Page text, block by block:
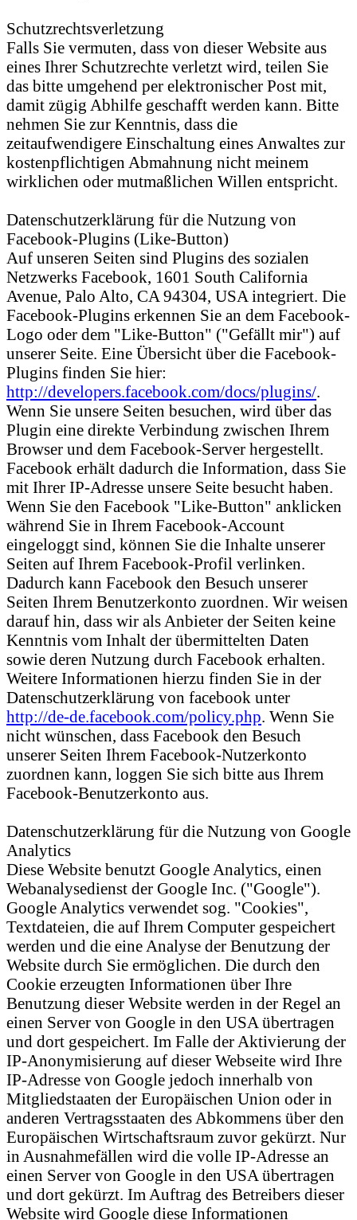
Schutzrechtsverletzung
Falls Sie vermuten, dass von dieser Website aus
eines Ihrer Schutzrechte verletzt wird, teilen Sie
das bitte umgehend per elektronischer Post mit,
damit zügig Abhilfe geschafft werden kann. Bitte
nehmen Sie zur Kenntnis, dass die
zeitaufwendigere Einschaltung eines Anwaltes zur
kostenpflichtigen Abmahnung nicht meinem
wirklichen oder mutmaßlichen Willen entspricht.
Datenschutzerklärung für die Nutzung von
Facebook-Plugins (Like-Button)
Auf unseren Seiten sind Plugins des sozialen
Netzwerks Facebook, 1601 South California
Avenue, Palo Alto, CA 94304, USA integriert. Die
Facebook-Plugins erkennen Sie an dem Facebook-
Logo oder dem "Like-Button" ("Gefällt mir") auf
unserer Seite. Eine Übersicht über die Facebook-
Plugins finden Sie hier:
http://developers.facebook.com/docs/plugins/.
Wenn Sie unsere Seiten besuchen, wird über das
Plugin eine direkte Verbindung zwischen Ihrem
Browser und dem Facebook-Server hergestellt.
Facebook erhält dadurch die Information, dass Sie
mit Ihrer IP-Adresse unsere Seite besucht haben.
Wenn Sie den Facebook "Like-Button" anklicken
während Sie in Ihrem Facebook-Account
eingeloggt sind, können Sie die Inhalte unserer
Seiten auf Ihrem Facebook-Profil verlinken.
Dadurch kann Facebook den Besuch unserer
Seiten Ihrem Benutzerkonto zuordnen. Wir weisen
darauf hin, dass wir als Anbieter der Seiten keine
Kenntnis vom Inhalt der übermittelten Daten
sowie deren Nutzung durch Facebook erhalten.
Weitere Informationen hierzu finden Sie in der
Datenschutzerklärung von facebook unter
http://de-de.facebook.com/policy.php. Wenn Sie
nicht wünschen, dass Facebook den Besuch
unserer Seiten Ihrem Facebook-Nutzerkonto
zuordnen kann, loggen Sie sich bitte aus Ihrem
Facebook-Benutzerkonto aus.
Datenschutzerklärung für die Nutzung von Google
Analytics
Diese Website benutzt Google Analytics, einen
Webanalysedienst der Google Inc. ("Google").
Google Analytics verwendet sog. "Cookies",
Textdateien, die auf Ihrem Computer gespeichert
werden und die eine Analyse der Benutzung der
Website durch Sie ermöglichen. Die durch den
Cookie erzeugten Informationen über Ihre
Benutzung dieser Website werden in der Regel an
einen Server von Google in den USA übertragen
und dort gespeichert. Im Falle der Aktivierung der
IP-Anonymisierung auf dieser Webseite wird Ihre
IP-Adresse von Google jedoch innerhalb von
Mitgliedstaaten der Europäischen Union oder in
anderen Vertragsstaaten des Abkommens über den
Europäischen Wirtschaftsraum zuvor gekürzt. Nur
in Ausnahmefällen wird die volle IP-Adresse an
einen Server von Google in den USA übertragen
und dort gekürzt. Im Auftrag des Betreibers dieser
Website wird Google diese Informationen